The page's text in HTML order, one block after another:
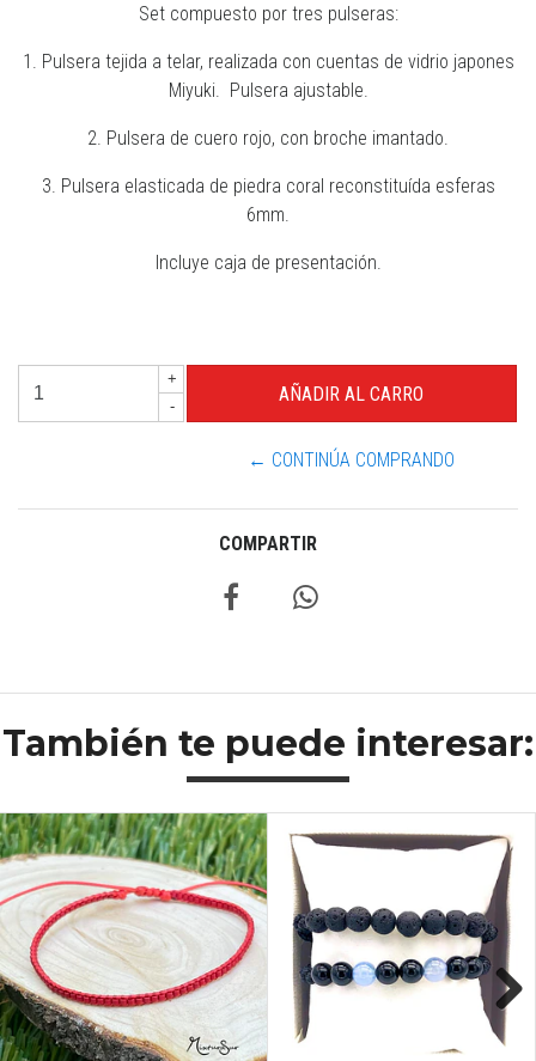
Set compuesto por tres pulseras:
1. Pulsera tejida a telar, realizada con cuentas de vidrio japones
Miyuki. Pulsera ajustable.
2. Pulsera de cuero rojo, con broche imantado.
3. Pulsera elasticada de piedra coral reconstituída esferas
6mm.
Incluye caja de presentación.
+
-
← CONTINÚA COMPRANDO
COMPARTIR
También te puede interesar:
Previous Next